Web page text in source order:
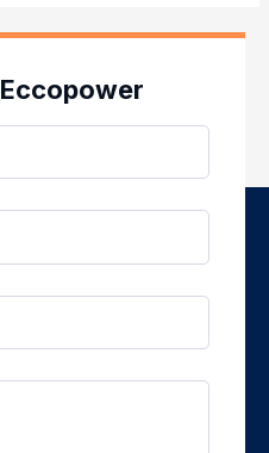
Eccopower